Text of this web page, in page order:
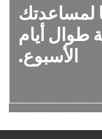
لمساعدتك
طوال أيام
الأسبوع.